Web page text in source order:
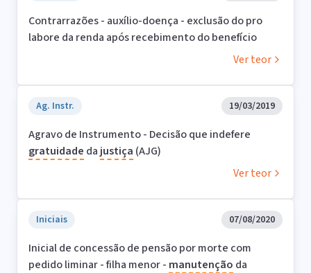
Contrarrazões - auxílio-doença - exclusão do pro
labore da renda após recebimento do benefício
Ver teor
Ag. Instr. 19/03/2019
Agravo de Instrumento - Decisão que indefere
gratuidade da justiça (AJG)
Ver teor
Iniciais 07/08/2020
Inicial de concessão de pensão por morte com
pedido liminar - filha menor - manutenção da